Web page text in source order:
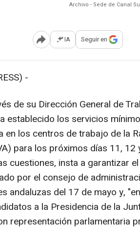
Archivo - Sede de Canal
Abrir opciones para
IA Seguir en
-
de su Dirección General de
establecido los servicios
en los centros de trabajo de la
para los próximos días 11, 12
cuestiones, insta a garantizar
por el consejo de
andaluzas del 17 de mayo y,
a la Presidencia de la
representación parlamentaria